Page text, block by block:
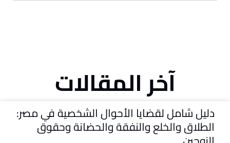
آخر المقالات
دليل شامل لقضايا الأحوال الشخصية في مصر:
الطلاق والخلع والنفقة والحضانة وحقوق